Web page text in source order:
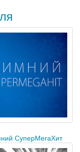
СуперМегаХит